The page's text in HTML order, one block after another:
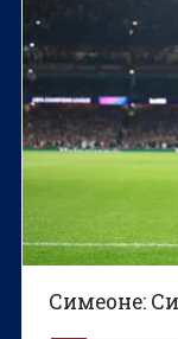
Симеоне: